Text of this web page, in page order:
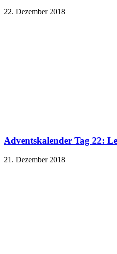
22. Dezember 2018
Adventskalender Tag 22:
21. Dezember 2018